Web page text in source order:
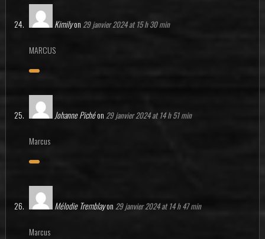
Kimilyon 29 janvier 2024 at 15 h 30 min
MARCUS
Johanne Pichéon 29 janvier 2024 at 14 h 51 min
Marcus
Mélodie Tremblayon 29 janvier 2024 at 14 h 47 min
Marcus